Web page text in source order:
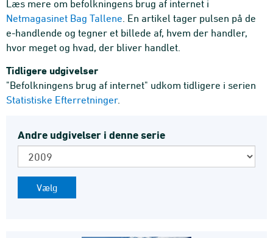
Læs mere om befolkningens brug af internet i
Netmagasinet Bag Tallene. En artikel tager pulsen på de
e-handlende og tegner et billede af, hvem der handler,
hvor meget og hvad, der bliver handlet.
Tidligere udgivelser
"Befolkningens brug af internet" udkom tidligere i serien
Statistiske Efterretninger.
Andre udgivelser i denne serie